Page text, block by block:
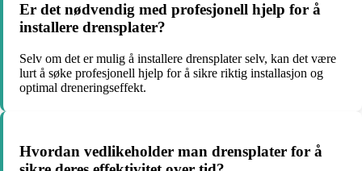
Er det nødvendig med profesjonell hjelp for å
installere drensplater?
Selv om det er mulig å installere drensplater selv, kan det være
lurt å søke profesjonell hjelp for å sikre riktig installasjon og
optimal dreneringseffekt.
Hvordan vedlikeholder man drensplater for å